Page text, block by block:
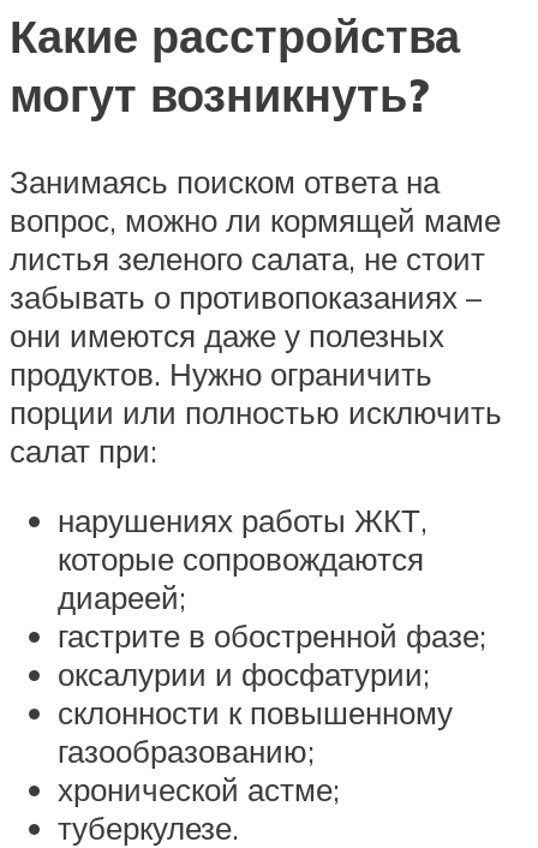
Какие расстройства
могут возникнуть?
Занимаясь поиском ответа на
вопрос, можно ли кормящей маме
листья зеленого салата, не стоит
забывать о противопоказаниях –
они имеются даже у полезных
продуктов. Нужно ограничить
порции или полностью исключить
салат при:
нарушениях работы ЖКТ,
которые сопровождаются
диареей;
гастрите в обостренной фазе;
оксалурии и фосфатурии;
склонности к повышенному
газообразованию;
хронической астме;
туберкулезе.